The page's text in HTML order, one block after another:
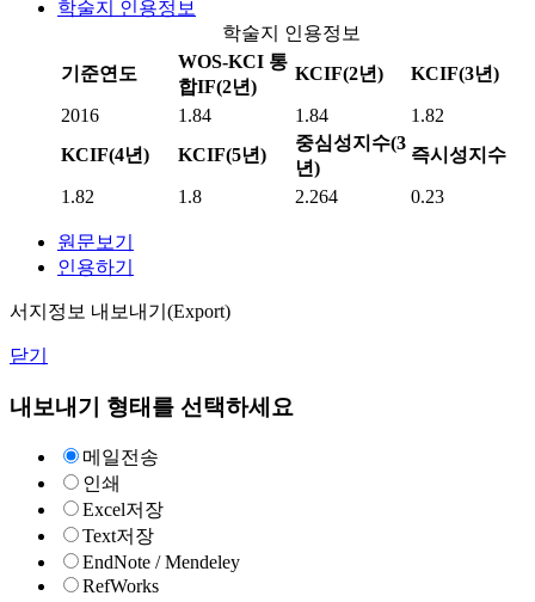
학술지 인용정보
학술지 인용정보
기준연도
WOS-KCI 통
합IF(2년)
KCIF(2년) KCIF(3년)
2016 1.84 1.84
1.82
KCIF(4년)
KCIF(5년)
중심성지수(3
년)
즉시성지수
1.82 1.8 2.264 0.23
원문보기
인용하기
서지정보 내보내기(Export)
닫기
내보내기 형태를 선택하세요
메일전송
인쇄
Excel저장
Text저장
EndNote / Mendeley
RefWorks